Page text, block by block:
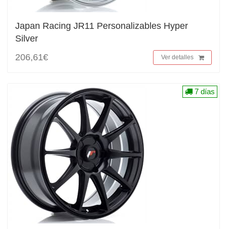
Japan Racing JR11 Personalizables Hyper
Silver
206,61€
Ver detalles
7 días